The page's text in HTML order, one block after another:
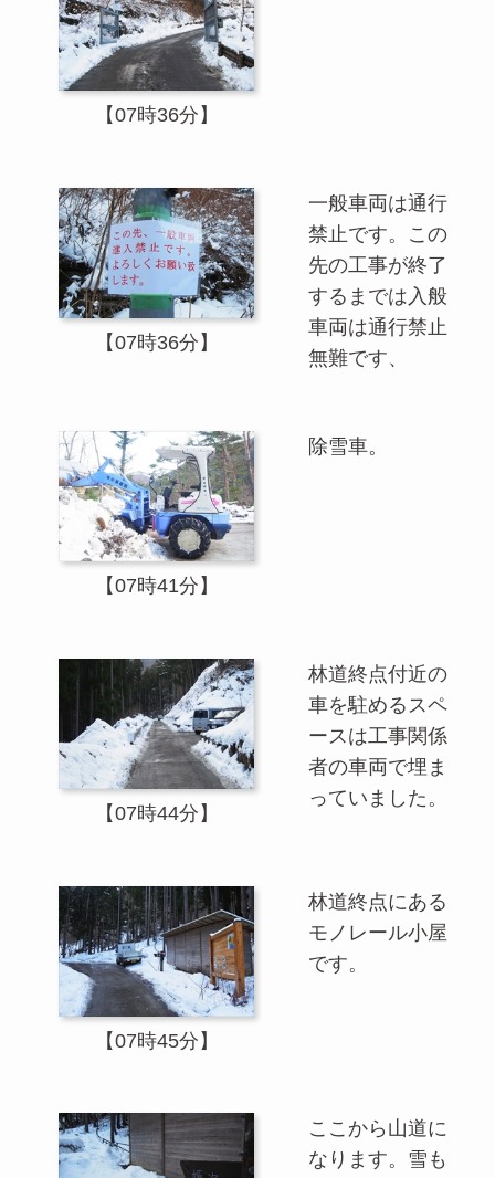
【07時36分】
【07時36分】
一般車両は通行
禁止です。この
先の工事が終了
するまでは入般
車両は通行禁止
無難です、
【07時41分】
除雪車。
【07時44分】
林道終点付近の
車を駐めるスペ
ースは工事関係
者の車両で埋ま
っていました。
【07時45分】
林道終点にある
モノレール小屋
です。
ここから山道に
なります。雪も